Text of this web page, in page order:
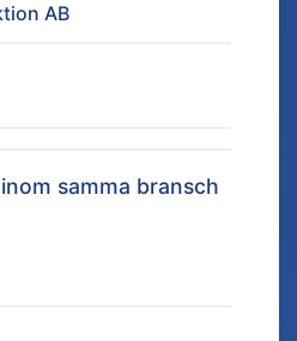
AB
samma bransch